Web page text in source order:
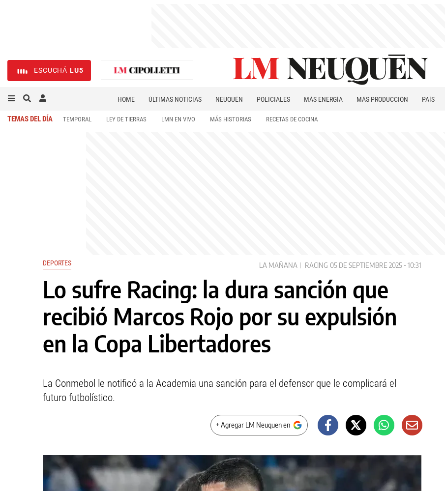
ESCUCHÁ LU5
HOME ÚLTIMAS NOTICIAS NEUQUÉN POLICIALES MÁS ENERGÍA MÁS PRODUCCIÓN PAÍS
TEMAS DEL DÍA TEMPORAL LEY DE TIERRAS LMN EN VIVO MÁS HISTORIAS RECETAS DE COCINA
DEPORTES LA MAÑANA RACING 05 DE SEPTIEMBRE 2025 - 10:31
Lo sufre Racing: la dura sanción que
recibió Marcos Rojo por su expulsión
en la Copa Libertadores
La Conmebol le notificó a la Academia una sanción para el defensor que le complicará el
futuro futbolístico.
+ Agregar LM Neuquen en